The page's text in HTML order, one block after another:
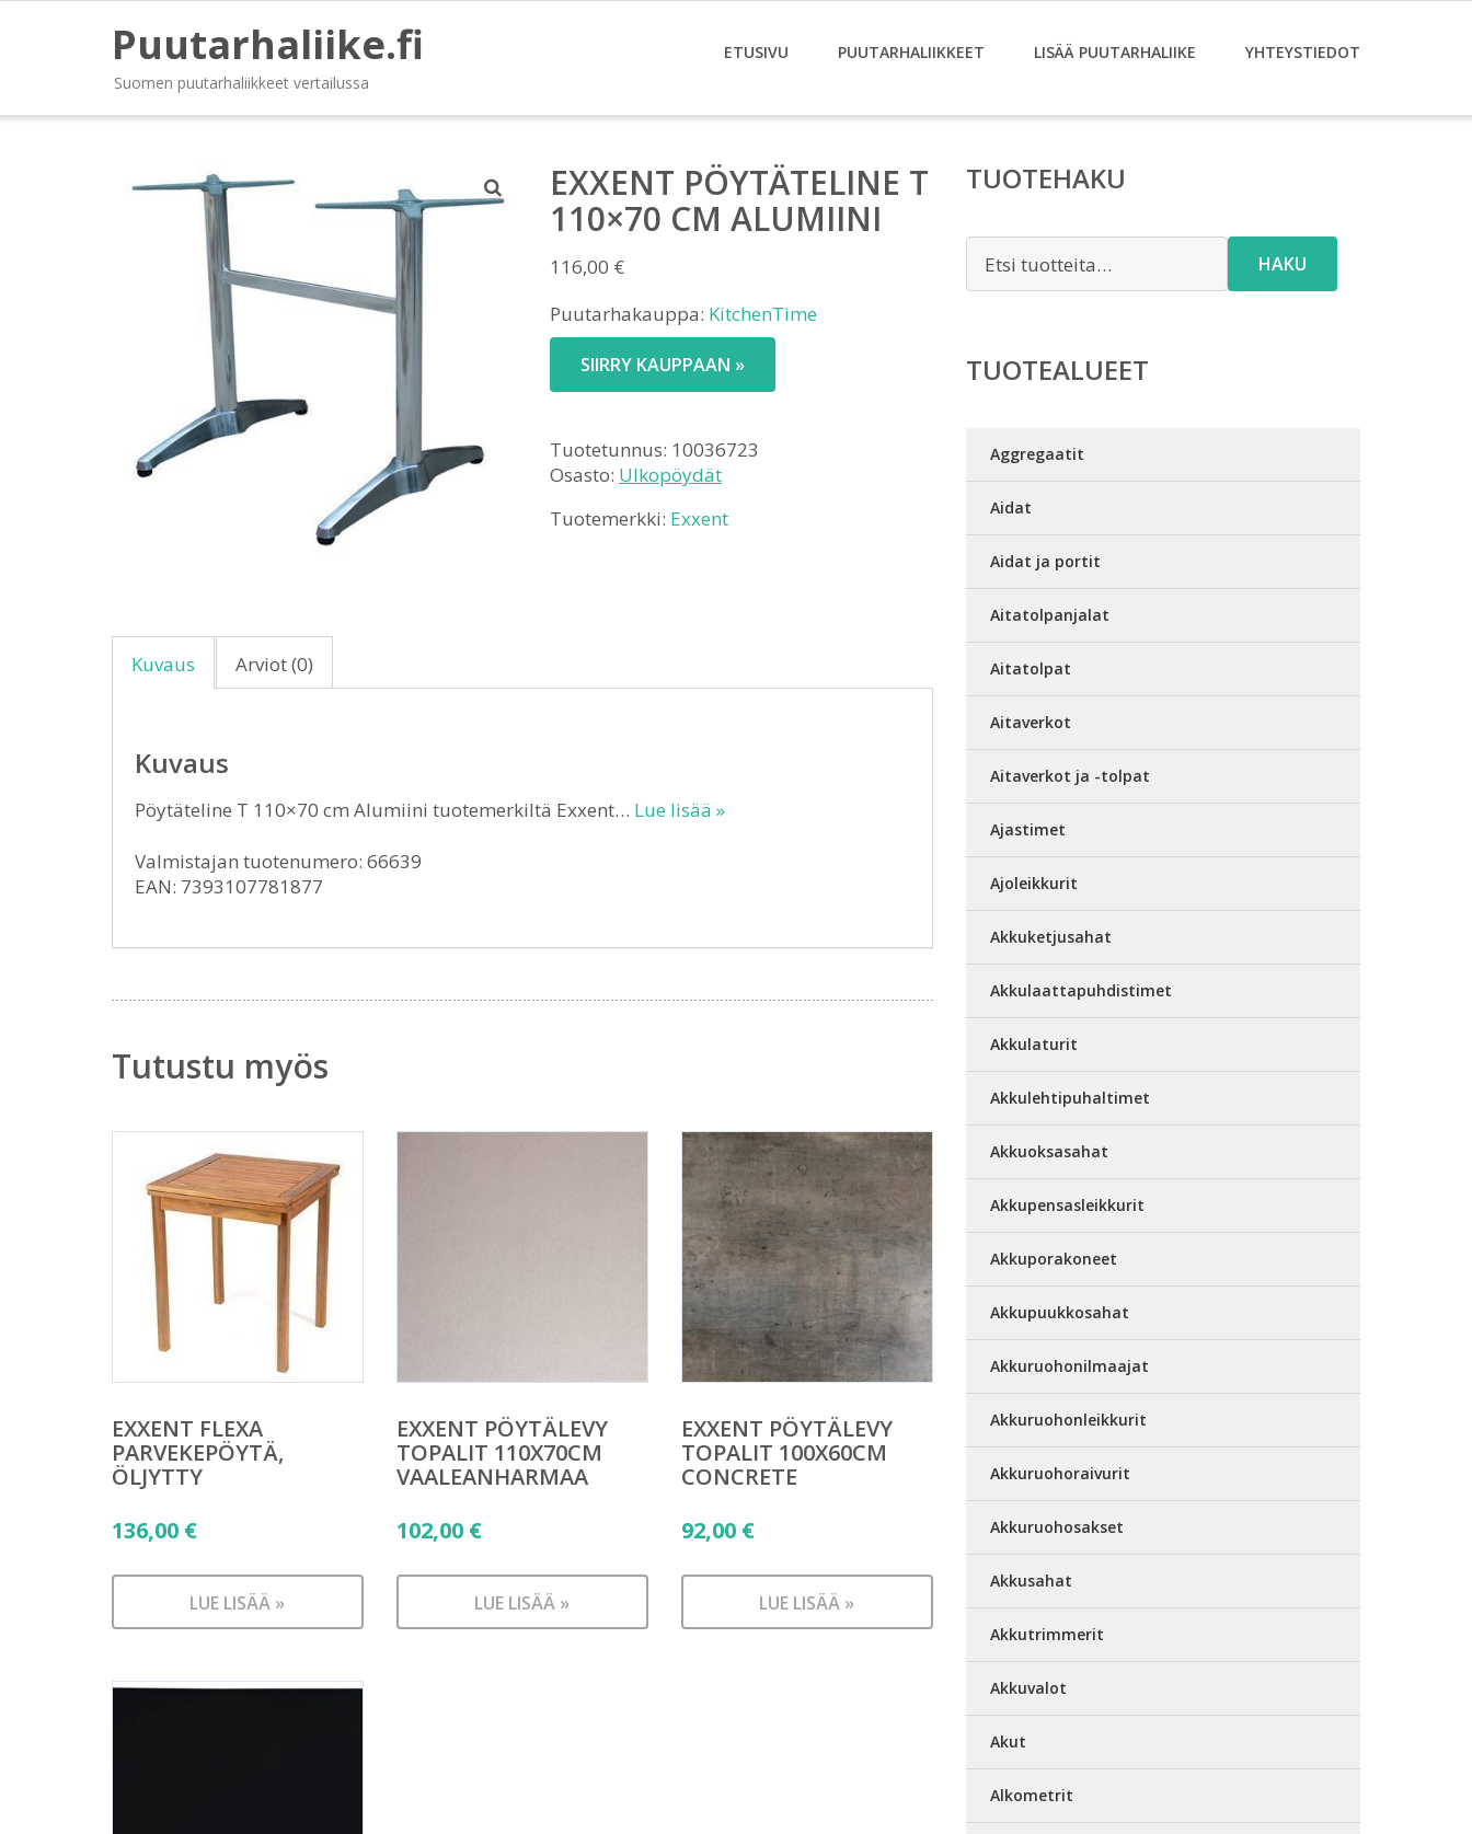
Puutarhaliike.fi
Suomen puutarhaliikkeet vertailussa
ETUSIVU PUUTARHALIIKKEET LISÄÄ PUUTARHALIIKE YHTEYSTIEDOT
EXXENT PÖYTÄTELINE T
110×70 CM ALUMIINI
116,00 €
Puutarhakauppa: KitchenTime
SIIRRY KAUPPAAN »
Tuotetunnus: 10036723
Osasto: Ulkopöydät
Tuotemerkki: Exxent
Kuvaus Arviot (0)
Kuvaus
Pöytäteline T 110×70 cm Alumiini tuotemerkiltä Exxent… Lue lisää »
Valmistajan tuotenumero: 66639
EAN: 7393107781877
Tutustu myös
EXXENT FLEXA
PARVEKEPÖYTÄ,
ÖLJYTTY
136,00 €
LUE LISÄÄ »
EXXENT PÖYTÄLEVY
TOPALIT 110X70CM
VAALEANHARMAA
102,00 €
LUE LISÄÄ »
EXXENT PÖYTÄLEVY
TOPALIT 100X60CM
CONCRETE
92,00 €
LUE LISÄÄ »
TUOTEHAKU
HAKU
TUOTEALUEET
Aggregaatit
Aidat
Aidat ja portit
Aitatolpanjalat
Aitatolpat
Aitaverkot
Aitaverkot ja -tolpat
Ajastimet
Ajoleikkurit
Akkuketjusahat
Akkulaattapuhdistimet
Akkulaturit
Akkulehtipuhaltimet
Akkuoksasahat
Akkupensasleikkurit
Akkuporakoneet
Akkupuukkosahat
Akkuruohonilmaajat
Akkuruohonleikkurit
Akkuruohoraivurit
Akkuruohosakset
Akkusahat
Akkutrimmerit
Akkuvalot
Akut
Alkometrit